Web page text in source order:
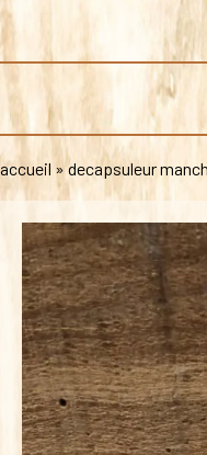
accueil »decapsuleur